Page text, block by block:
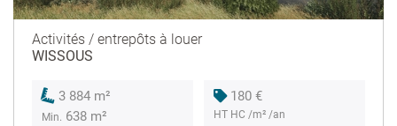
Activités / entrepôts à louer
WISSOUS
3 884 m²
Min. 638 m²
180 €
HT HC /m² /an